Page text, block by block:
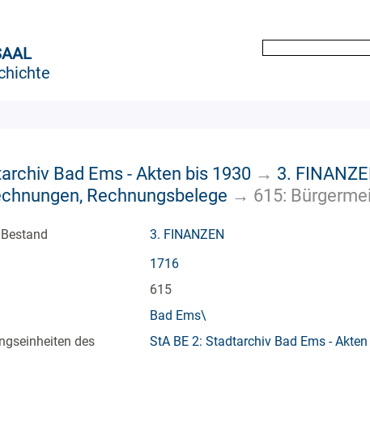
Bad Ems - Akten bis 1930 → 3.
Rechnungsbelege → 615:
3. FINANZEN
1716
615
Bad Ems\
des
StA BE 2: Stadtarchiv Bad Ems -